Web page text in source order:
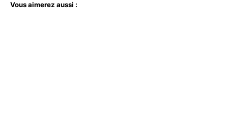
Vous aimerez aussi :